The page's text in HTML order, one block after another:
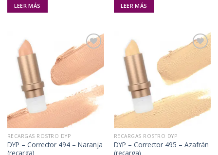
LEER MÁS LEER MÁS
Añadir
a la
lista de
deseos
RECARGAS ROSTRO DYP
DYP – Corrector 494 – Naranja
(recarga)
Añadir
deseos
RECARGAS ROSTRO DYP
DYP – Corrector 495 – Azafrán
(recarga)